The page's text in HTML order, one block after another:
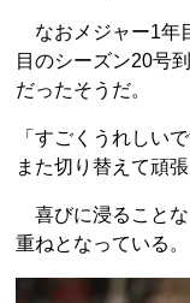
なおメジャー1年
目のシーズン20号
だったそうだ。
「すごくうれしい
また切り替えて頑張
喜びに浸ることな
重ねとなっている。